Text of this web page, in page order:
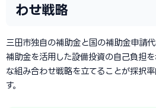
わせ戦略
三田市独自の補助金と国の補助金申請代
補助金を活用した設備投資の自己負担
な組み合わせ戦略を立てることが採択
す。